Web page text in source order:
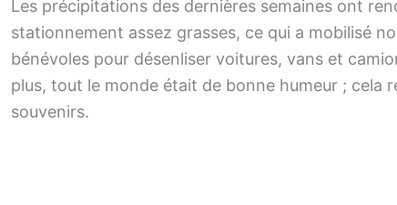
Les précipitations des dernières semaines ont
stationnement assez grasses, ce qui a mobilisé
bénévoles pour désenliser voitures, vans et
plus, tout le monde était de bonne humeur ; cela
souvenirs.